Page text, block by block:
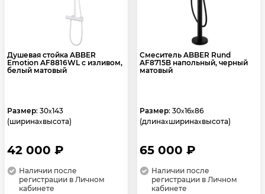
Душевая стойка ABBER
Emotion AF8816WL с изливом,
белый матовый
Размер: 30x143
(ширинаxвысота)
42 000 ₽
Наличии после
регистрации в Личном
кабинете
Смеситель ABBER Rund
AF8715B напольный, черный
матовый
Размер: 30x16x86
(длинаxширинаxвысота)
65 000 ₽
Наличии после
регистрации в Личном
кабинете